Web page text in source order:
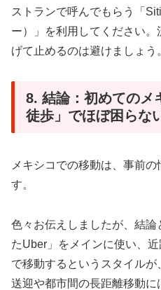
ストランで呼んでもらう「
ー）」を利用してください
げて止めるのは避けましょう
8. 結論：初めてのメ
徒歩」でほぼ困らな
メキシコでの移動は、事前
す。
色々お伝えしましたが、結
たUber」をメインに使い、
で移動するというスタイル
送迎や都市間の長距離移動